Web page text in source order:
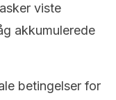
viste
akkumulerede
betingelser for